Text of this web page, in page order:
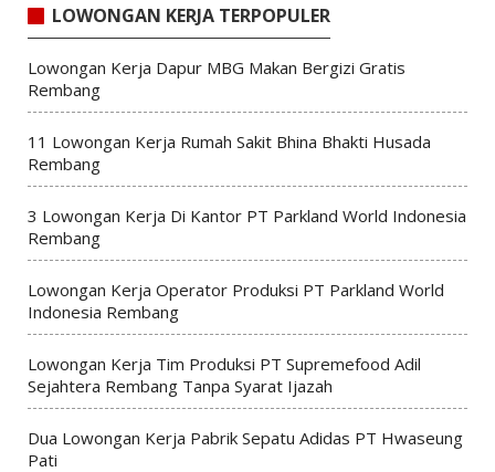
LOWONGAN KERJA TERPOPULER
Lowongan Kerja Dapur MBG Makan Bergizi Gratis
Rembang
11 Lowongan Kerja Rumah Sakit Bhina Bhakti Husada
Rembang
3 Lowongan Kerja Di Kantor PT Parkland World Indonesia
Rembang
Lowongan Kerja Operator Produksi PT Parkland World
Indonesia Rembang
Lowongan Kerja Tim Produksi PT Supremefood Adil
Sejahtera Rembang Tanpa Syarat Ijazah
Dua Lowongan Kerja Pabrik Sepatu Adidas PT Hwaseung
Pati